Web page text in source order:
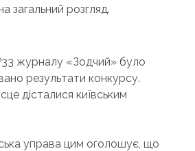
загальний розгляд.
журналу «Зодчий» було
результати конкурсу.
дісталися київським
управа цим оголошує, що